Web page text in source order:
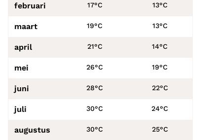
februari 17°C 13°C
maart 19°C 13°C
april 21°C 14°C
mei 26°C 19°C
juni 28°C 22°C
juli 30°C 24°C
augustus 30°C 25°C